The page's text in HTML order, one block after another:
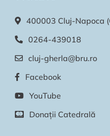
400003 Cluj-Napoca
0264-439018
cluj-gherla@bru.ro
Facebook
YouTube
Donații Catedrală